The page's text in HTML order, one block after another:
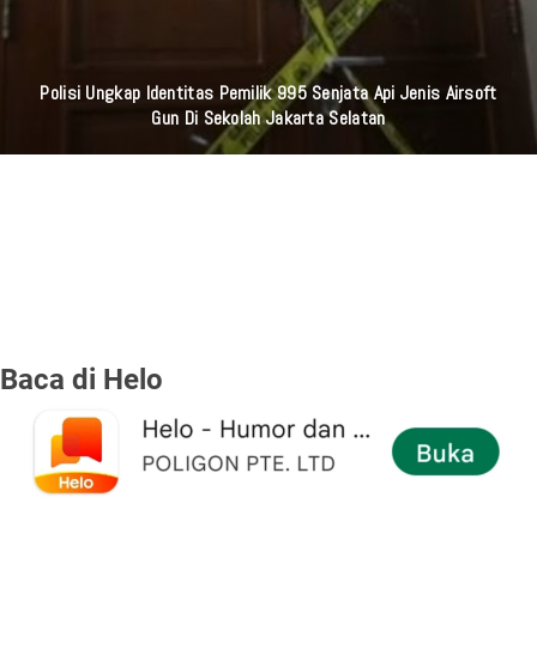
Polisi Ungkap Identitas Pemilik 995 Senjata Api Jenis Airsoft
Gun Di Sekolah Jakarta Selatan
Baca di Helo